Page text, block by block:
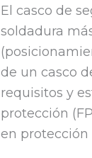
El casco de
soldadura
de un casco
requisitos y
protección
en protección